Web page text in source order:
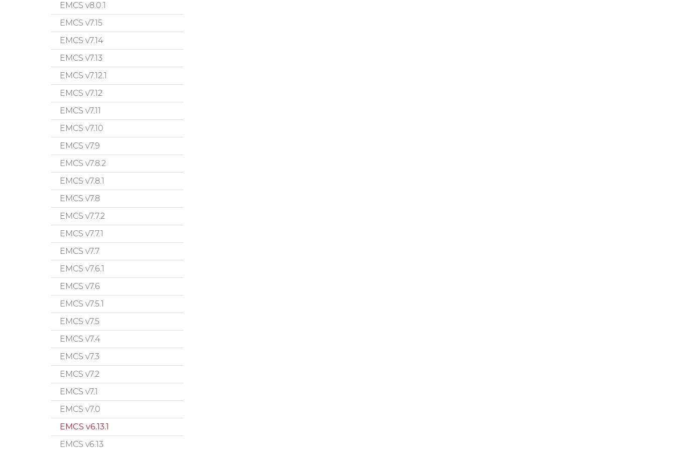
EMCS v8.0.1
EMCS v7.15
EMCS v7.14
EMCS v7.13
EMCS v7.12.1
EMCS v7.12
EMCS v7.11
EMCS v7.10
EMCS v7.9
EMCS v7.8.2
EMCS v7.8.1
EMCS v7.8
EMCS v7.7.2
EMCS v7.7.1
EMCS v7.7
EMCS v7.6.1
EMCS v7.6
EMCS v7.5.1
EMCS v7.5
EMCS v7.4
EMCS v7.3
EMCS v7.2
EMCS v7.1
EMCS v7.0
EMCS v6.13.1
EMCS v6.13